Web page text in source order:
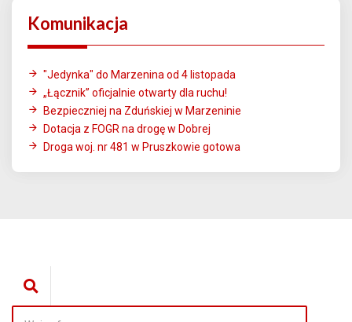
Komunikacja
"Jedynka" do Marzenina od 4 listopada
„Łącznik” oficjalnie otwarty dla ruchu!
Bezpieczniej na Zduńskiej w Marzeninie
Dotacja z FOGR na drogę w Dobrej
Droga woj. nr 481 w Pruszkowie gotowa